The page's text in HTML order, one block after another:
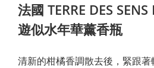
法國 TERRE DES
遊似水年華薰香瓶
清新的柑橘香調散去後，緊跟